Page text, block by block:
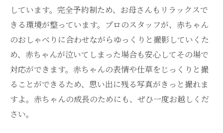
しています。完全予約制ため、お母さんもリラックスで
きる環境が整っています。プロのスタッフが、赤ちゃん
のおしゃべりに合わせながらゆっくりと撮影していくた
め、赤ちゃんが泣いてしまった場合も安心してその場で
対応ができます。赤ちゃんの表情や仕草をじっくりと撮
ることができるため、思い出に残る写真がきっと撮れま
すよ。赤ちゃんの成長のためにも、ぜひ一度お越しくだ
さい。